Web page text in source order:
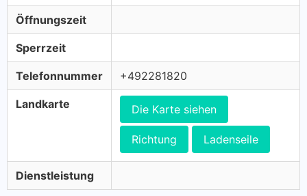
Öffnungszeit
Sperrzeit
Telefonnummer +492281820
Landkarte Die Karte siehen
Richtung Ladenseile
Dienstleistung